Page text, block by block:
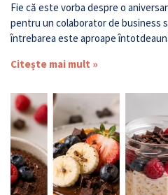
Fie că este vorba despre o
pentru un colaborator de business
întrebarea este aproape
Citește mai mult »